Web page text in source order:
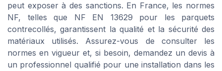
peut exposer à des sanctions. En France, les normes
NF, telles que NF EN 13629 pour les parquets
contrecollés, garantissent la qualité et la sécurité des
matériaux utilisés. Assurez-vous de consulter les
normes en vigueur et, si besoin, demandez un devis à
un professionnel qualifié pour une installation dans les